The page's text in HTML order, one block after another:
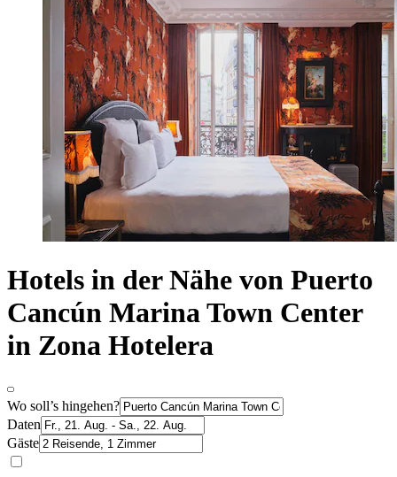
Hotels in der Nähe von Puerto
Cancún Marina Town Center
in Zona Hotelera
Wo soll’s hingehen?
Daten
Gäste